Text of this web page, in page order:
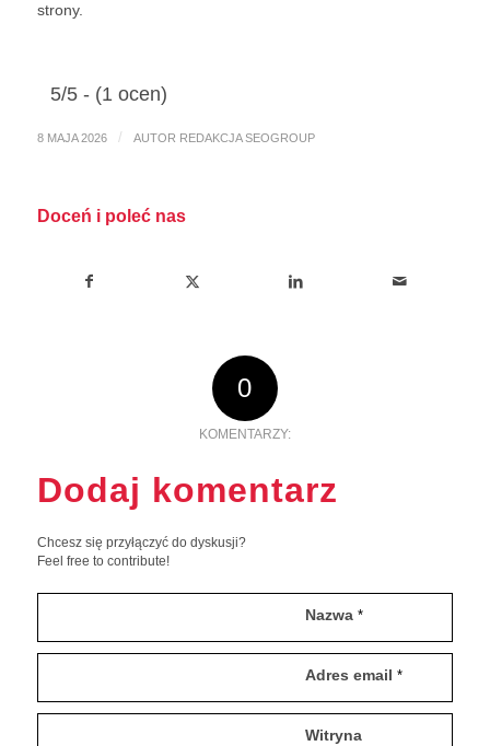
strony.
5/5 - (1 ocen)
8 MAJA 2026 / AUTOR REDAKCJA SEOGROUP
Doceń i poleć nas
0
KOMENTARZY:
Dodaj komentarz
Chcesz się przyłączyć do dyskusji?
Feel free to contribute!
Nazwa *
Adres email *
Witryna